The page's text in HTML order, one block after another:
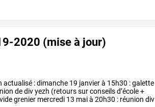
2020 (mise à jour)
actualisé :dimanche 19 janvierà 15h30 :galette
dedivyezh (retourssurconseilsd’école+
videgrenier mercredi 13 maià 20h30 : réunion div